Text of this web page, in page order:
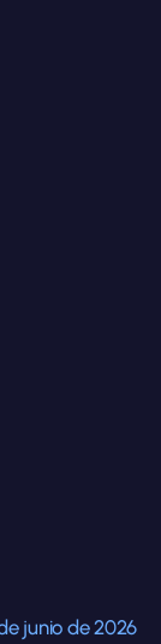
junio de 2026